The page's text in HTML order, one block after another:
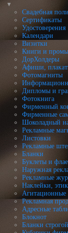
▾
Свадебная
Сертификаты
Удостоверения
Календари
Визитки
Книги и
ДорХолдеры
Афиши,
Фотомагниты
Дипломы и
Фотокнига
Фирменный
Фирменные
Шоколадный
Рекламные
Листовки
Рекламные
Бланки
Буклеты и
Наружная
Рекламные
Наклейки,
Агитационные
Рекламная
Адресные
Блокнот
Бланки